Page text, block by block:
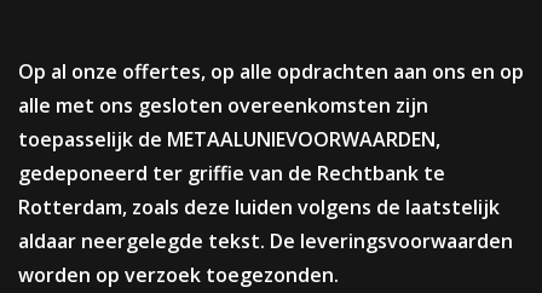
Op al onze offertes, op alle opdrachten aan ons en op
alle met ons gesloten overeenkomsten zijn
toepasselijk de METAALUNIEVOORWAARDEN,
gedeponeerd ter griffie van de Rechtbank te
Rotterdam, zoals deze luiden volgens de laatstelijk
aldaar neergelegde tekst. De leveringsvoorwaarden
worden op verzoek toegezonden.